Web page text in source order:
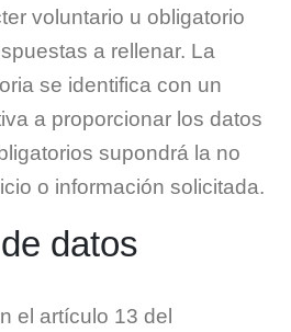
voluntario u obligatorio
a rellenar. La
se identifica con un
a proporcionar los datos
supondrá la no
o información solicitada.
datos
el artículo 13 del